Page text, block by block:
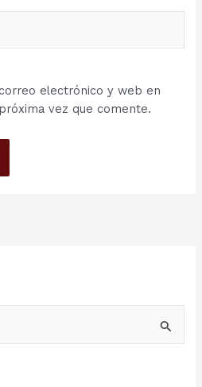
electrónico y web en
vez que comente.